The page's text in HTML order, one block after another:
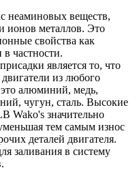
неаминовых веществ,
ионов металлов. Это
свойства как
частности.
является то, что
из любого
это алюминий, медь,
чугун, сталь. Высокие
Wako's значительно
тем самым износ
деталей двигателя.
заливания в систему